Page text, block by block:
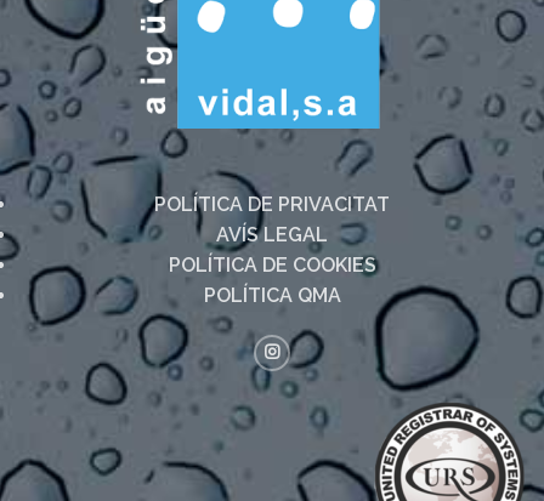
POLÍTICA DE PRIVACITAT
AVÍS LEGAL
POLÍTICA DE COOKIES
POLÍTICA QMA